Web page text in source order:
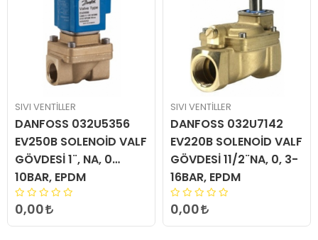
SIVI VENTİLLER
DANFOSS 032U5356
EV250B SOLENOİD VALF
GÖVDESİ 1¨, NA, 0…
10BAR, EPDM
0,00
SIVI VENTİLLER
DANFOSS 032U7142
EV220B SOLENOİD VALF
GÖVDESİ 11/2¨NA, 0, 3-
16BAR, EPDM
0,00